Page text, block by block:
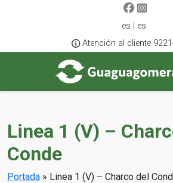
es | es
Atención al cliente
Linea 1 (V) –
Conde
Portada » Linea 1 (V) – Charco del